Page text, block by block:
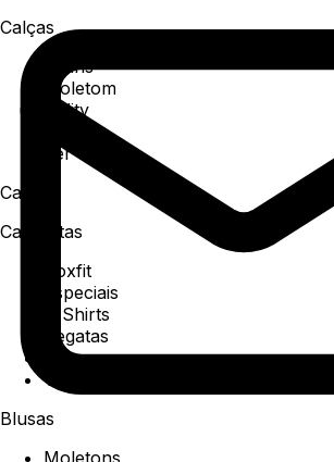
Calças
Jeans
Moletom
Utility
Ver todos
Camisa
Camisetas
Boxfit
Especiais
T-Shirts
Regatas
Polo
Ver todos
Blusas
Moletons